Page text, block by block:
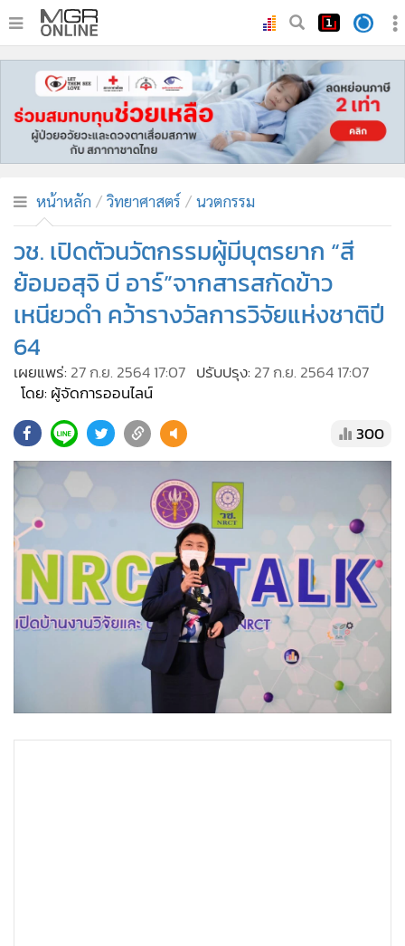
หน้าหลัก
ทันเหตุการณ์
• ภาคใต้
• บันเทิง
ผู้จัดการรายวัน
• คอลัมนิสต์
• ละคร
• CbizReview
• Cyber BIZ
• ผู้จัดกวน
Good health & Well-being
• Green Innovation & SD
• Management & HR
•
MGR Live
•
Infographic
• การเมือง
ท่องเที่ยว
• กีฬา
• ต่างประเทศ
• จีน
• ชุมชน-คุณภาพชีวิต
หน้าหลัก วิทยาศาสตร์ นวตกรรม
วช. เปิดตัวนวัตกรรมผู้มีบุตรยาก “สี
ย้อมอสุจิ บี อาร์”จากสารสกัดข้าว
เหนียวดำ คว้ารางวัลการวิจัยแห่งชาติปี
64
เผยแพร่: 27 ก.ย. 2564 17:07 ปรับปรุง: 27 ก.ย. 2564 17:07
โดย: ผู้จัดการออนไลน์
300